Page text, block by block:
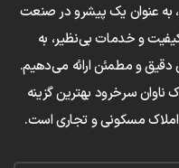
به عنوان یک پیشرو در صنعت
و خدمات بی‌نظیر، به
دقیق و مطمئن ارائه می‌دهیم.
سرخرود بهترین گزینه
املاک مسکونی و تجاری است.